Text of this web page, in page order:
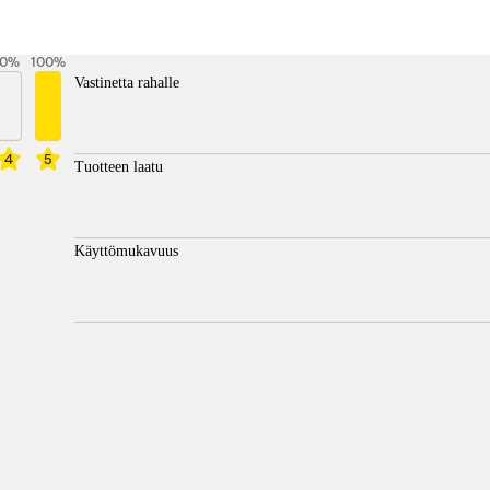
4
%
5
100%
Vastinetta rahalle
Tuotteen laatu
Käyttömukavuus